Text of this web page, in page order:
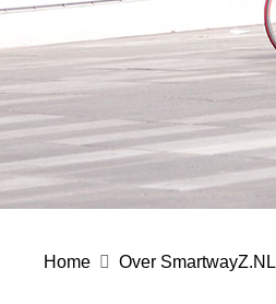
Home Over SmartwayZ.NL